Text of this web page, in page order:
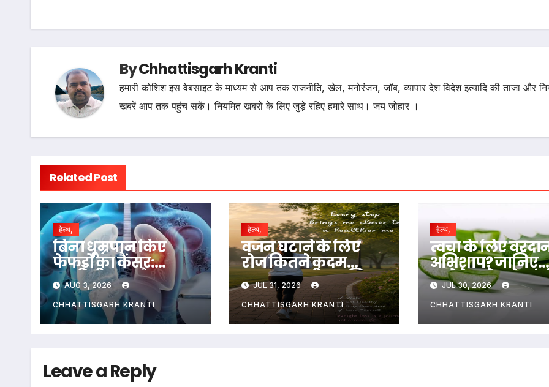
ByChhattisgarh Kranti
हमारी कोशिश इस वेबसाइट के माध्यम से आप तक राजनीति, खेल, मनोरंजन, जॉब, व्यापार देश विदेश इत्यादि की ताजा और
खबरें आप तक पहुंच सकें। नियमित खबरों के लिए जुड़े रहिए हमारे साथ। जय जोहार ।
Related Post
हेल्थ,
बिना धूम्रपान किए
फेफड़ों का कैंसर:
जहरीली हवा और
प्रदूषित घर ले रहे जान
AUG 3, 2026
CHHATTISGARH KRANTI
हेल्थ,
वजन घटाने के लिए
रोज कितने कदम
चलना जरूरी? जानिए
पूरा गणित
JUL 31, 2026
CHHATTISGARH KRANTI
हेल्थ,
त्वचा के लिए
अभिशाप? जानिए
एलोवेरा जेल के
नुकसान और सही
तरीका….
JUL 30, 2026
CHHATTISGARH KRANTI
Leave a Reply